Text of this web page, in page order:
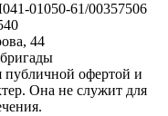
01050-61/00357506
44
публичной офертой и
Она не служит для